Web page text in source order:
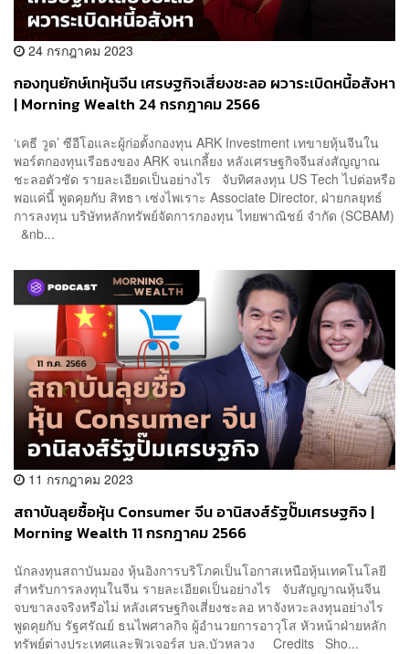
24 กรกฎาคม 2023
กองทุนยักษ์เทหุ้นจีน เศรษฐกิจเสี่ยงชะลอ ผวาระเบิดหนี้อสังหา
| Morning Wealth 24 กรกฎาคม 2566
‘เคธี วูด’ ซีอีโอและผู้ก่อตั้งกองทุน ARK Investment เทขายหุ้นจีนใน
พอร์ตกองทุนเรือธงของ ARK จนเกลี้ยง หลังเศรษฐกิจจีนส่งสัญญาณ
ชะลอตัวชัด รายละเอียดเป็นอย่างไร จับทิศลงทุน US Tech ไปต่อหรือ
พอแค่นี้ พูดคุยกับ สิทธา เซ่งไพเราะ Associate Director, ฝ่ายกลยุทธ์
การลงทุน บริษัทหลักทรัพย์จัดการกองทุน ไทยพาณิชย์ จำกัด (SCBAM)
&nb...
11 กรกฎาคม 2023
สถาบันลุยซื้อหุ้น Consumer จีน อานิสงส์รัฐปั๊มเศรษฐกิจ |
Morning Wealth 11 กรกฎาคม 2566
นักลงทุนสถาบันมอง หุ้นอิงการบริโภคเป็นโอกาสเหนือหุ้นเทคโนโลยี
สำหรับการลงทุนในจีน รายละเอียดเป็นอย่างไร จับสัญญาณหุ้นจีน
จบขาลงจริงหรือไม่ หลังเศรษฐกิจเสี่ยงชะลอ หาจังหวะลงทุนอย่างไร
พูดคุยกับ รัฐศรัณย์ ธนไพศาลกิจ ผู้อำนวยการอาวุโส หัวหน้าฝ่ายหลัก
ทรัพย์ต่างประเทศและฟิวเจอร์ส บล.บัวหลวง Credits Sho...